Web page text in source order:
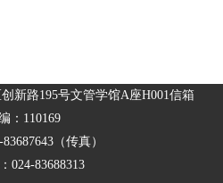
新路195号文管学馆A座H001信箱
：110169
（传真）
024-83688313